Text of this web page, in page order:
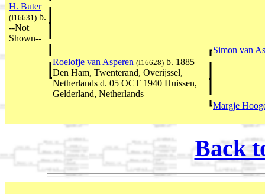
H. Buter
(I16631) b.
--Not
Shown--
Simon van
Roelofje van Asperen (I16628) b. 1885
Den Ham, Twenterand, Overijssel,
Netherlands d. 05 OCT 1940 Huissen,
Gelderland, Netherlands
Margje
Back